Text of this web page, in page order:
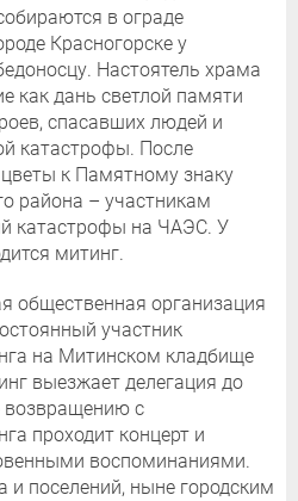
в ограде
Красногорске у
Настоятель храма
как дань светлой памяти
спасавших людей и
катастрофы. После
к Памятному знаку
района – участникам
катастрофы на ЧАЭС. У
митинг.
общественная организация
участник
на Митинском кладбище
выезжает делегация до
возвращению с
проходит концерт и
воспоминаниями.
и поселений, ныне городским